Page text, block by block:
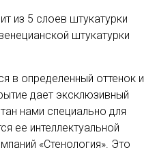
из 5 слоев штукатурки
штукатурки
в определенный оттенок и
дает эксклюзивный
нами специально для
ее интеллектуальной
«Стенология». Это